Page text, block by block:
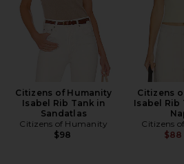
Citizens of Humanity
Isabel Rib Tank in
Sandatlas
Citizens of Humanity
$98
Citizens
Isabel Rib
Citizens
$88